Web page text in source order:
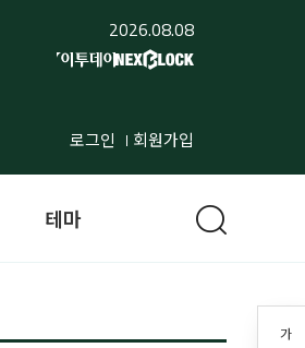
2026.08.08
로그인 회원가입
가
테마